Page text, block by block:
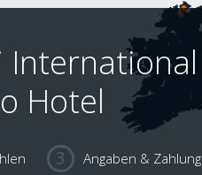
International
Hotel
Angaben & Zahlung